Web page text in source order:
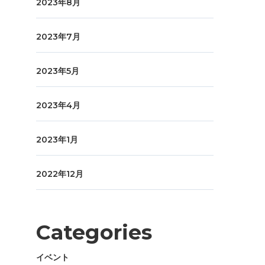
2023年8月
2023年7月
2023年5月
2023年4月
2023年1月
2022年12月
Categories
イベント